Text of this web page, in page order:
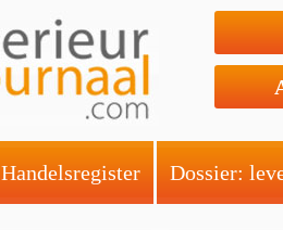
Handelsregister Dossier: